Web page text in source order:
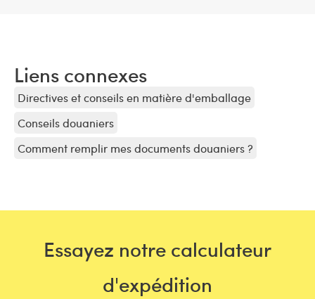
Liens connexes
Directives et conseils en matière d'emballage
Conseils douaniers
Comment remplir mes documents douaniers ?
Essayez notre calculateur
d'expédition